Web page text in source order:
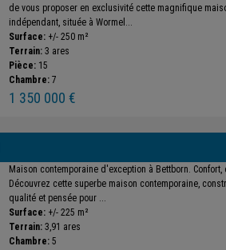
de vous proposer en exclusivité cette magnifique
indépendant, située à Wormel...
Surface: +/- 250 m²
Terrain: 3 ares
Pièce: 15
Chambre: 7
1 350 000 €
Maison contemporaine d'exception à Bettborn.
Découvrez cette superbe maison contemporaine,
qualité et pensée pour ...
Surface: +/- 225 m²
Terrain: 3,91 ares
Chambre: 5